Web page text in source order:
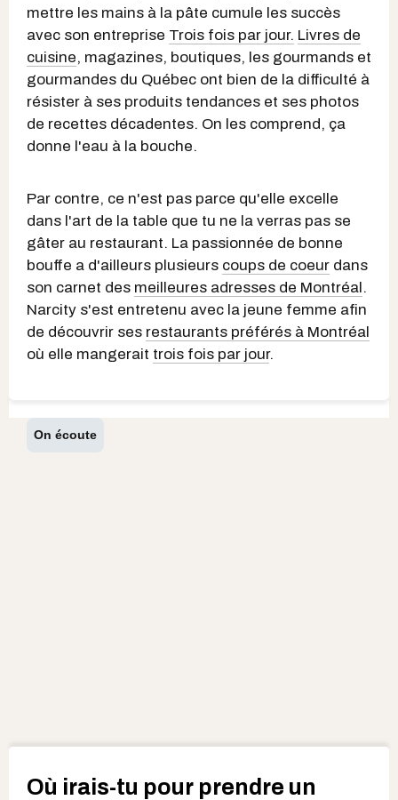
mettre les mains à la pâte cumule les succès
avec son entreprise Trois fois par jour. Livres de
cuisine, magazines, boutiques, les gourmands et
gourmandes du Québec ont bien de la difficulté à
résister à ses produits tendances et ses photos
de recettes décadentes. On les comprend, ça
donne l'eau à la bouche.
Par contre, ce n'est pas parce qu'elle excelle
dans l'art de la table que tu ne la verras pas se
gâter au restaurant. La passionnée de bonne
bouffe a d'ailleurs plusieurs coups de coeur dans
son carnet des meilleures adresses de Montréal.
Narcity s'est entretenu avec la jeune femme afin
de découvrir ses restaurants préférés à Montréal
où elle mangerait trois fois par jour.
On écoute
Où irais-tu pour prendre un